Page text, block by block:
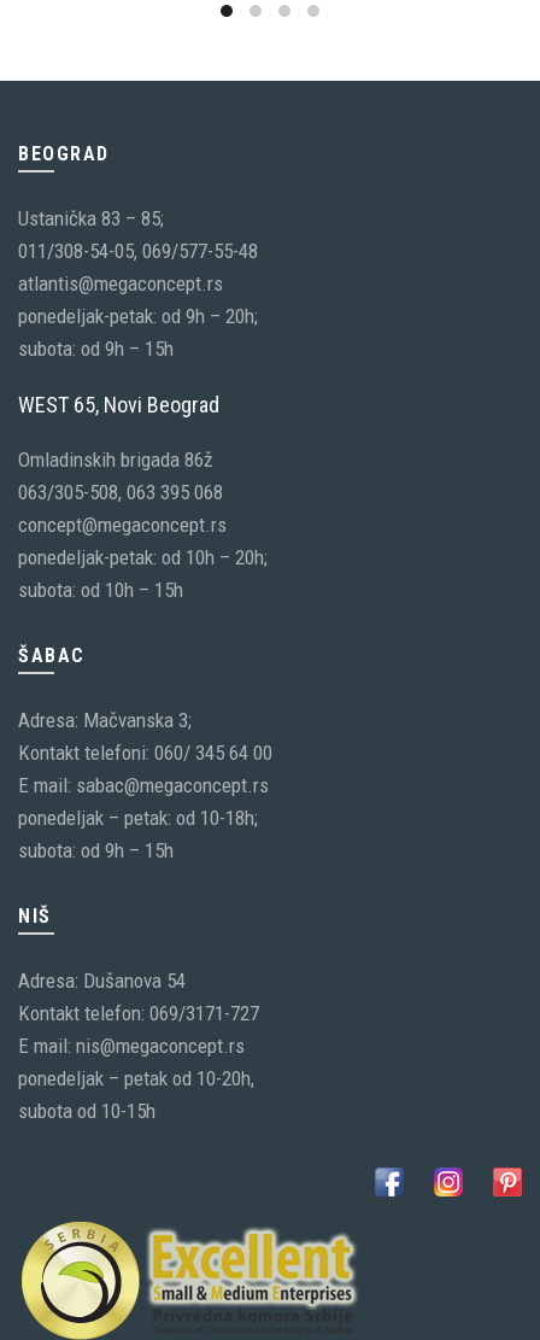
BEOGRAD
Ustanička 83 – 85;
011/308-54-05, 069/577-55-48
atlantis@megaconcept.rs
ponedeljak-petak: od 9h – 20h;
subota: od 9h – 15h
WEST 65, Novi Beograd
Omladinskih brigada 86ž
063/305-508, 063 395 068
concept@megaconcept.rs
ponedeljak-petak: od 10h – 20h;
subota: od 10h – 15h
ŠABAC
Adresa: Mačvanska 3;
Kontakt telefoni: 060/ 345 64 00
E mail: sabac@megaconcept.rs
ponedeljak – petak: od 10-18h;
subota: od 9h – 15h
NIŠ
Adresa: Dušanova 54
Kontakt telefon: 069/3171-727
E mail: nis@megaconcept.rs
ponedeljak – petak od 10-20h,
subota od 10-15h